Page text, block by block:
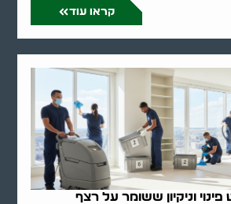
קראו עוד
וניקיון ששומר על רצף